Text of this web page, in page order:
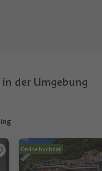
der Umgebung
Online buchbar